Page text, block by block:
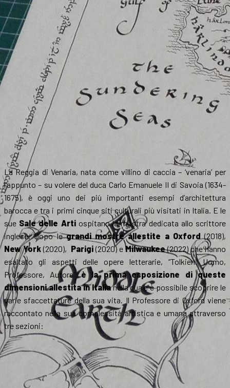
La Reggia di Venaria, nata come villino di caccia – ‘venaria’ per
l’appunto – su volere del duca Carlo Emanuele II di Savoia (1634-
1675), è oggi uno dei più importanti esempi d’architettura
barocca e tra i primi cinque siti culturali più visitati in Italia. E le
sue Sale delle Arti ospitano la mostra dedicata allo scrittore
inglese. Dopo legrandi mostre allestite a Oxford(2018),
New York(2020), Parigi(2020) eMilwaukee(2022) che hanno
esaltato gli aspetti delle opere letterarie, “Tolkien. Uomo,
Professore, Autore”è la prima esposizione di queste
dimensioni allestita in Italianella quale è possibile scoprire le
varie sfaccettature della sua vita. Il Professore di Oxford viene
raccontato nella sua complessità artistica e umana attraverso
tre sezioni: